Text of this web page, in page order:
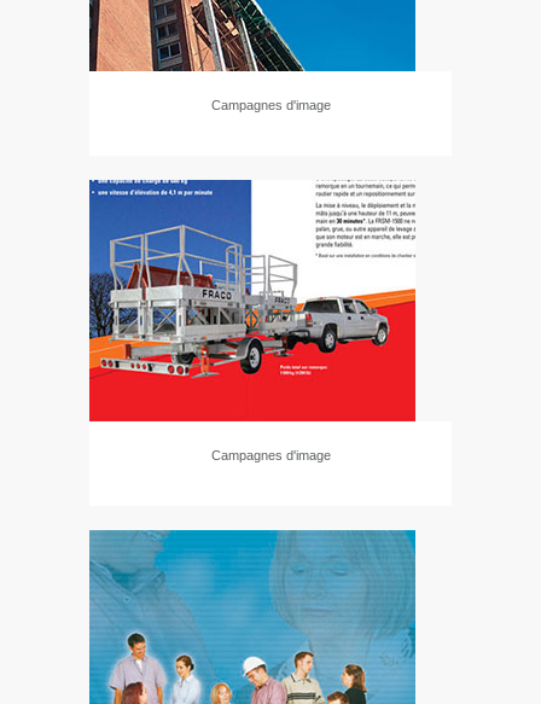
Campagnes d'image
Campagnes d'image